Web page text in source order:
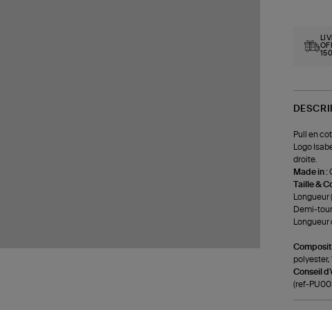
Pull en
Logo
droite.
Made in :
Taille &
Longueur
Demi-
polyester,
Conseil
(ref-